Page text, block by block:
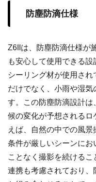
防塵防滴仕様
Z6IIは、防塵防滴仕様が
も安心して使用できる設
シーリング材が使用さ
だけでなく、小雨や湿気
す。この防塵防滴設計
候の変化が予想されるロ
えば、自然の中での風
条件が厳しいシーンにお
ことなく撮影を続ける
連携も考慮されており